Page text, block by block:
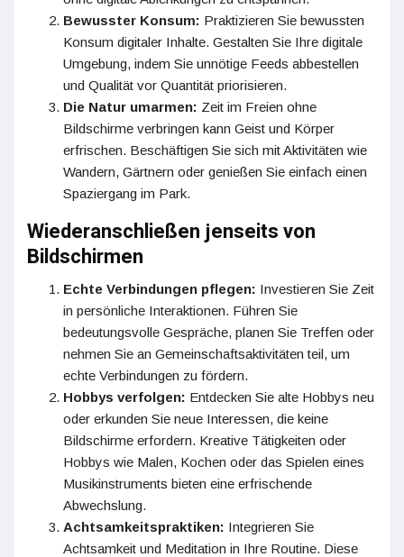
Bewusster Konsum: Praktizieren Sie bewussten
Konsum digitaler Inhalte. Gestalten Sie Ihre digitale
Umgebung, indem Sie unnötige Feeds abbestellen
und Qualität vor Quantität priorisieren.
Die Natur umarmen: Zeit im Freien ohne
Bildschirme verbringen kann Geist und Körper
erfrischen. Beschäftigen Sie sich mit Aktivitäten wie
Wandern, Gärtnern oder genießen Sie einfach einen
Spaziergang im Park.
Wiederanschließen jenseits von
Bildschirmen
Echte Verbindungen pflegen: Investieren Sie Zeit
in persönliche Interaktionen. Führen Sie
bedeutungsvolle Gespräche, planen Sie Treffen oder
nehmen Sie an Gemeinschaftsaktivitäten teil, um
echte Verbindungen zu fördern.
Hobbys verfolgen: Entdecken Sie alte Hobbys neu
oder erkunden Sie neue Interessen, die keine
Bildschirme erfordern. Kreative Tätigkeiten oder
Hobbys wie Malen, Kochen oder das Spielen eines
Musikinstruments bieten eine erfrischende
Abwechslung.
Achtsamkeitspraktiken: Integrieren Sie
Achtsamkeit und Meditation in Ihre Routine. Diese